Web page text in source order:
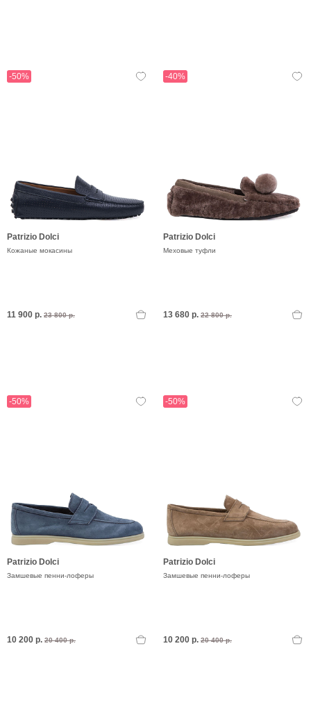
-50%
Patrizio Dolci
Кожаные мокасины
11 900 р. 23 800 р.
-40%
Patrizio Dolci
Меховые туфли
13 680 р. 22 800 р.
-50%
Patrizio Dolci
Замшевые пенни-лоферы
10 200 р. 20 400 р.
-50%
Patrizio Dolci
Замшевые пенни-лоферы
10 200 р. 20 400 р.